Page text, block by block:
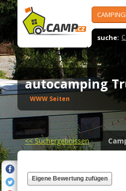
suche:
autocamping
WWW Seiten
<<Suchergebnissen
Eigene Bewertung zufügen